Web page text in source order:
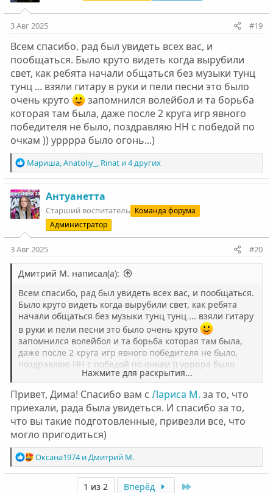
3 Авг 2025 #19
Всем спасибо, рад был увидеть всех вас, и
пообщаться. Было круто видеть когда вырубили
свет, как ребята начали общаться без музыки тунц
тунц ... взяли гитару в руки и пели песни это было
очень круто
запомнился волейбол и та борьба
которая там была, даже после 2 круга игр явного
победителя не было, поздравляю НН с победой по
очкам )) урррра было огонь...)
Р
е
а
к
ц
и
Мариша,Anatoliy_ , Rinatи 4 других
Антуанетта
Старший воспитатель Команда форума
Администратор
3 Авг 2025 #20
Дмитрий М. написал(а):
Всем спасибо, рад был увидеть всех вас, и пообщаться.
Было круто видеть когда вырубили свет, как ребята
начали общаться без музыки тунц тунц ... взяли гитару
в руки и пели песни это было очень круто
запомнился волейбол и та борьба которая там была,
даже после 2 круга игр явного победителя не было,
поздравляю НН с победой по очкам )) урррра было
Нажмите для раскрытия...
Привет, Дима! Спасибо вам с Лариса М. за то, что
приехали, рада была увидеться. И спасибо за то,
что вы такие подготовленные, привезли все, что
могло пригодиться)
Р
е
Оксана1974иДмитрий М.
1 из 2 Вперёд